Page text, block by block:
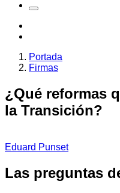
Portada
Firmas
¿Qué reformas
la Transición?
Eduard Punset
Las preguntas